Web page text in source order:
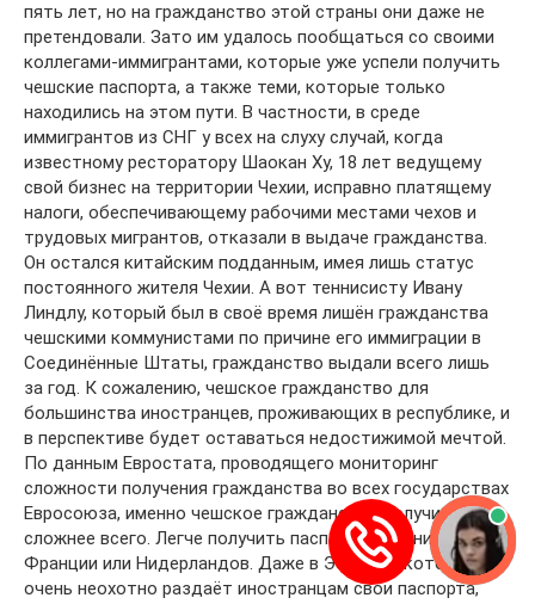
пять лет, но на гражданство этой страны они даже не
претендовали. Зато им удалось пообщаться со своими
коллегами-иммигрантами, которые уже успели получить
чешские паспорта, а также теми, которые только
находились на этом пути. В частности, в среде
иммигрантов из СНГ у всех на слуху случай, когда
известному ресторатору Шаокан Ху, 18 лет ведущему
свой бизнес на территории Чехии, исправно платящему
налоги, обеспечивающему рабочими местами чехов и
трудовых мигрантов, отказали в выдаче гражданства.
Он остался китайским подданным, имея лишь статус
постоянного жителя Чехии. А вот теннисисту Ивану
Линдлу, который был в своё время лишён гражданства
чешскими коммунистами по причине его иммиграции в
Соединённые Штаты, гражданство выдали всего лишь
за год. К сожалению, чешское гражданство для
большинства иностранцев, проживающих в республике, и
в перспективе будет оставаться недостижимой мечтой.
По данным Евростата, проводящего мониторинг
сложности получения гражданства во всех государствах
Евросоюза, именно чешское гражданство получить
сложнее всего. Легче получить паспорт Германии,
Франции или Нидерландов. Даже в Эстонии, которая
очень неохотно раздаёт иностранцам свои паспорта,